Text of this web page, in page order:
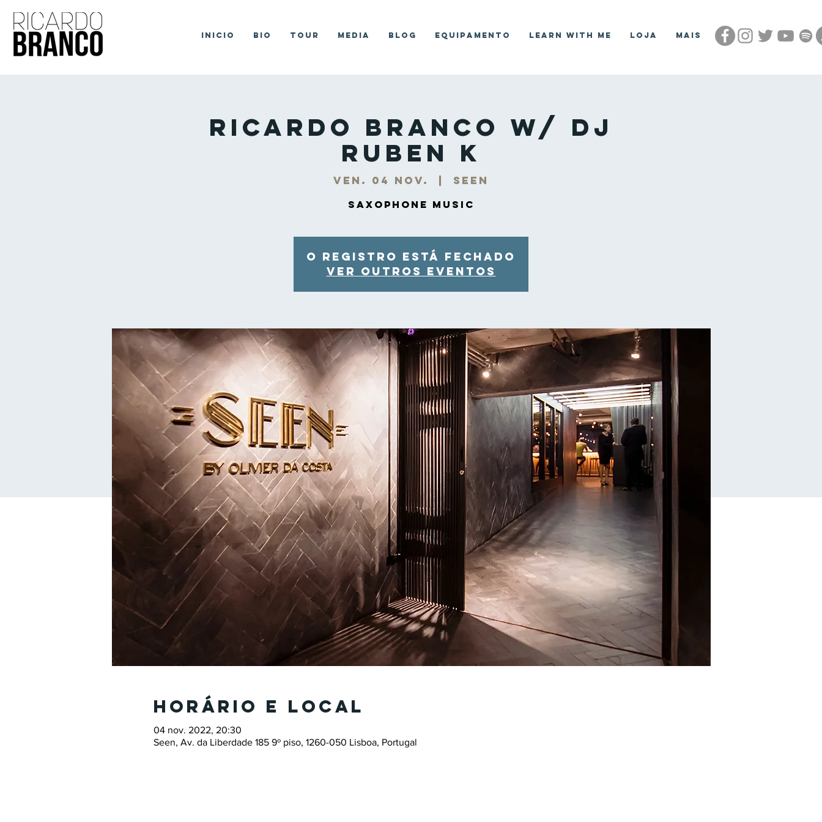
Inicio Bio Tour Media Blog Equipamento Learn With Me Loja Mais
Ricardo Branco w/ DJ
Ruben K
ven. 04 nov. Seen
Saxophone Music
O registro está fechado
Ver outros eventos
Horário e local
04 nov. 2022, 20:30
Seen, Av. da Liberdade 185 9º piso, 1260-050 Lisboa, Portugal